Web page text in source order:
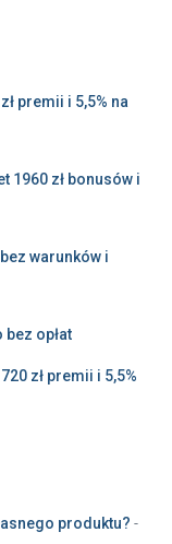
premii i 5,5% na
1960 zł bonusów i
warunków i
bez opłat
zł premii i 5,5%
produktu? -